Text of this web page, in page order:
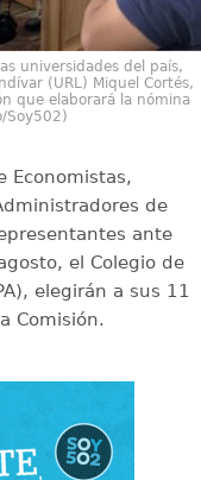
universidades del país,
(URL) Miquel Cortés,
que elaborará la nómina
Soy502)
Economistas,
de
ante
el Colegio de
elegirán a sus 11
Comisión.